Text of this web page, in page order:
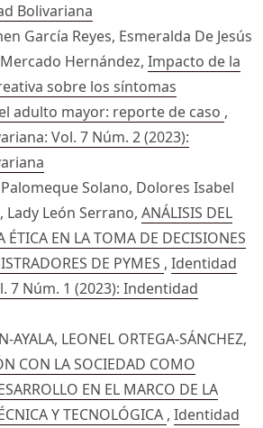
Bolivariana
García Reyes, Esmeralda De Jesús
Hernández, Impacto de la
sobre los síntomas
adulto mayor: reporte de caso ,
Vol. 7 Núm. 2 (2023):
Solano, Dolores Isabel
Lady León Serrano, ANÁLISIS DEL
ÉTICA EN LA TOMA DE DECISIONES
DE PYMES , Identidad
7 Núm. 1 (2023): Indentidad
AYALA, LEONEL ORTEGA-SÁNCHEZ,
CON LA SOCIEDAD COMO
EN EL MARCO DE LA
Y TECNOLÓGICA , Identidad